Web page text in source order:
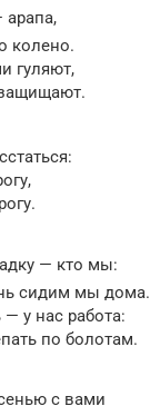
арапа,
колено.
гуляют,
— кто мы:
сидим мы дома.
у нас работа:
по болотам.
с вами